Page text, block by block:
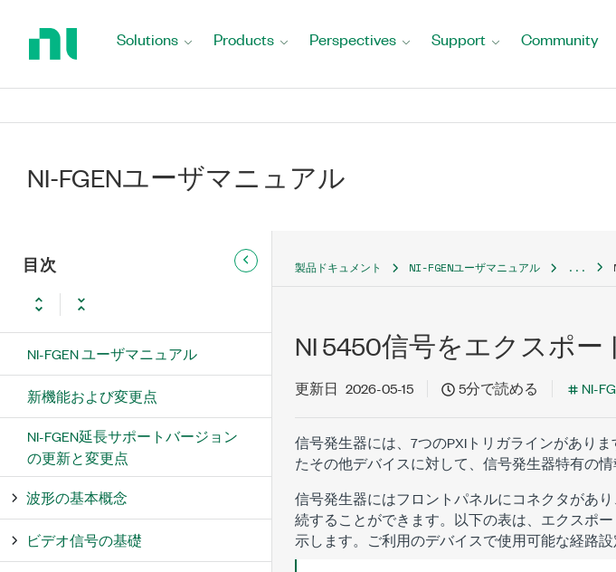
Solutions Products Perspectives Support Community
NI-FGENユーザマニュアル
目次
NI-FGEN ユーザマニュアル
新機能および変更点
NI-FGEN延長サポートバージョン
の更新と変更点
波形の基本概念
ビデオ信号の基礎
製品ドキュメント NI-FGENユーザマニュアル ...
NI 5450信号をエクスポー
更新日 2026-05-15 5分で読める NI-
信号発生器には、7つのPXIトリガラインがあり
たその他デバイスに対して、信号発生器特有の
信号発生器にはフロントパネルにコネクタがあ
続することができます。以下の表は、エクスポ
示します。ご利用のデバイスで使用可能な経路設